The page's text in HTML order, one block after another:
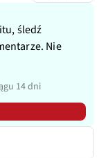
śledź
Nie
14 dni